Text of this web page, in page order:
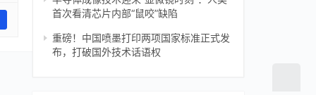
首次看清芯片内部“鼠咬”缺陷
重磅！中国喷墨打印两项国家标准正式发
布，打破国外技术话语权